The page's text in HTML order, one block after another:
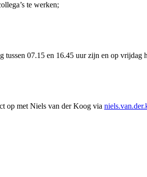
te werken;
07.15 en 16.45 uur zijn en op
op met Niels van der Koog via